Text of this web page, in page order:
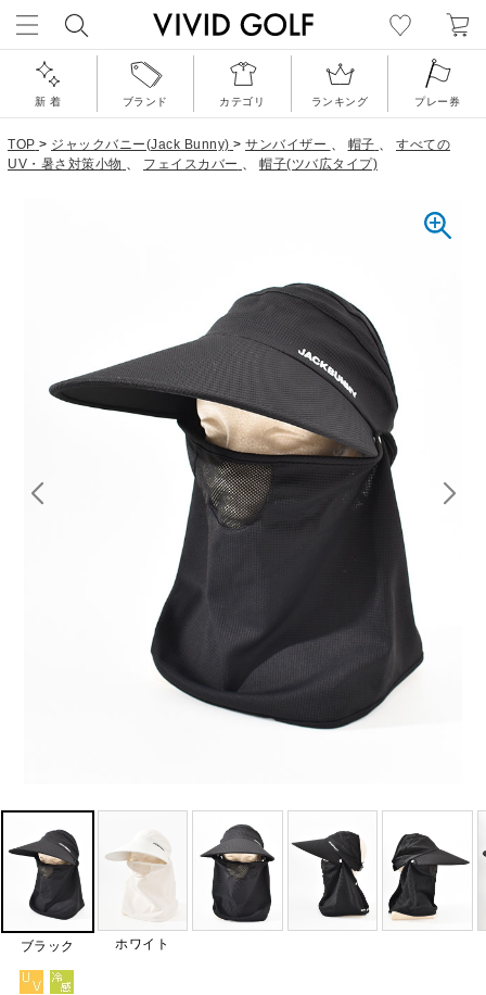
新 着 ブランド カテゴリ ランキング プレー券
TOP > ジャックバニー(Jack Bunny) > サンバイザー 、 帽子 、 すべての
UV・暑さ対策小物 、 フェイスカバー 、 帽子(ツバ広タイプ)
ブラック ホワイト